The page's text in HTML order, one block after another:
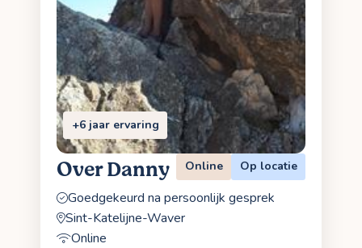
+6 jaar ervaring
Over Danny Online Op locatie
Goedgekeurd na persoonlijk gesprek
Sint-Katelijne-Waver
Online